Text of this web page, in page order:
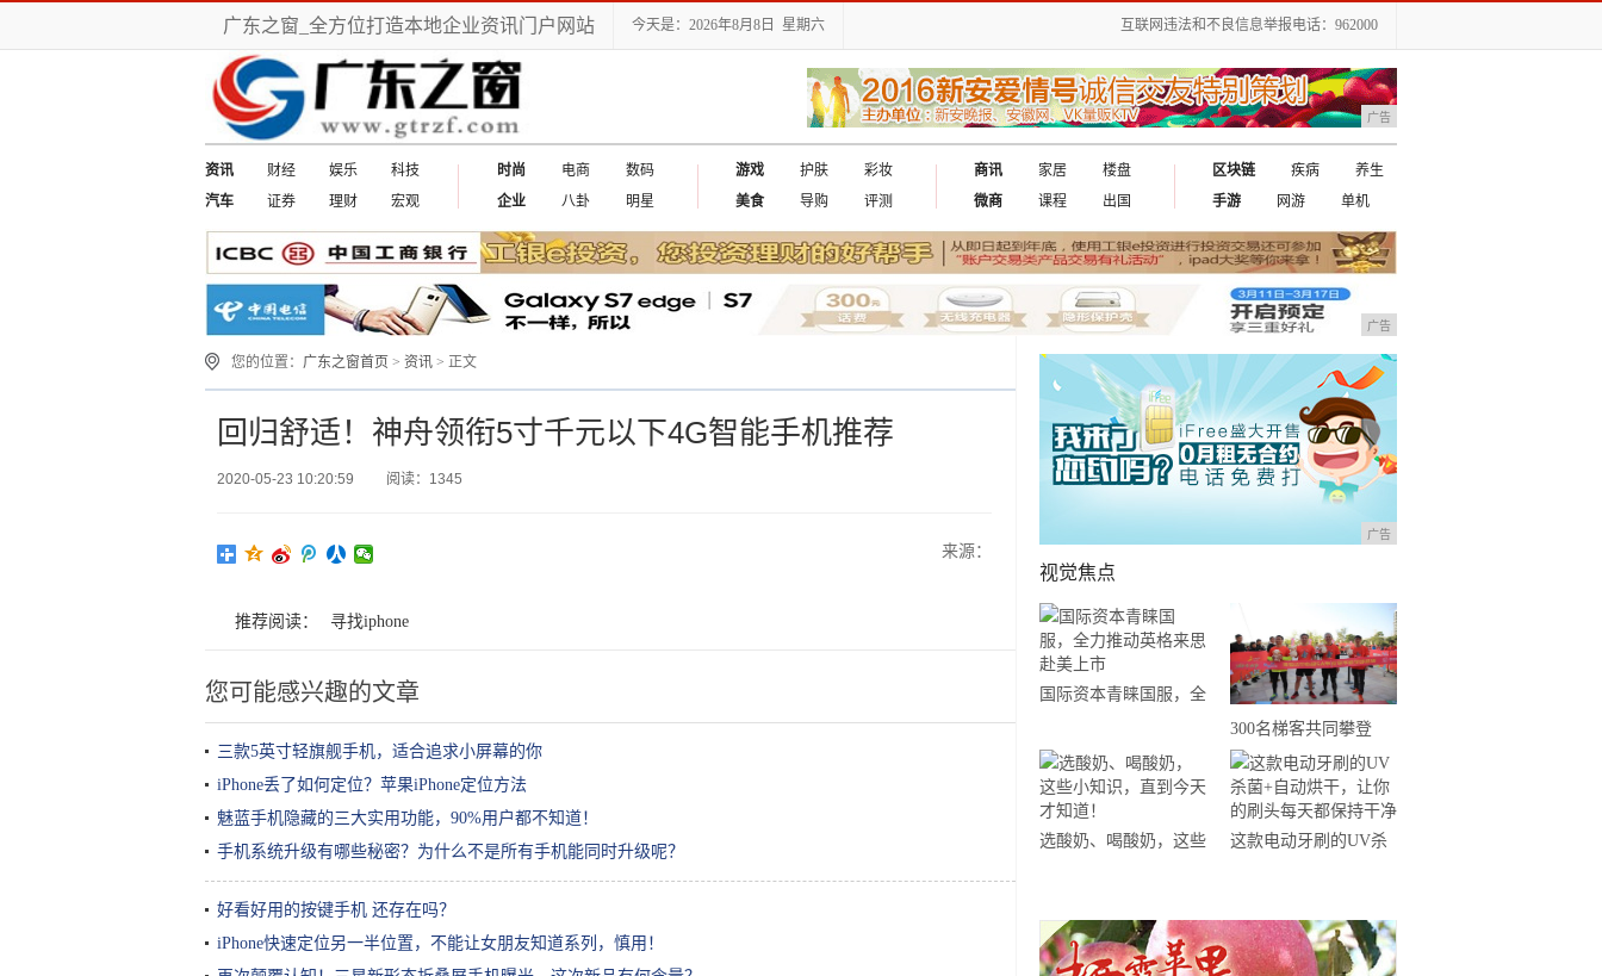
广东之窗_全方位打造本地企业资讯门户网站 今天是：2026年8月8日 星期六 互联网违法和不良信息举报电话：962000
广告
资讯 财经 娱乐
科技
汽车
证券 理财 宏观
时尚 电商
数码
企业
八卦 明星
游戏 护肤
彩妆
美食
导购 评测
商讯 家居
楼盘
微商
课程 出国
区块链 疾病
养生
手游
网游 单机
广告
您的位置： 广东之窗首页 > 资讯 > 正文
回归舒适！神舟领衔5寸千元以下4G智能手机推荐
2020-05-23 10:20:59 阅读：1345
来源：
推荐阅读： 寻找iphone
您可能感兴趣的文章
三款5英寸轻旗舰手机，适合追求小屏幕的你
iPhone丢了如何定位？苹果iPhone定位方法
魅蓝手机隐藏的三大实用功能，90%用户都不知道！
手机系统升级有哪些秘密？为什么不是所有手机能同时升级呢？
好看好用的按键手机 还存在吗？
iPhone快速定位另一半位置，不能让女朋友知道系列，慎用！
广告
视觉焦点
国际资本青睐国服，全
市
300名梯客共同攀登
2019国际垂直马拉松超
级精英赛顺德海骏达中
心站欢乐开跑
选酸奶、喝酸奶，这些
这款电动牙刷的UV杀